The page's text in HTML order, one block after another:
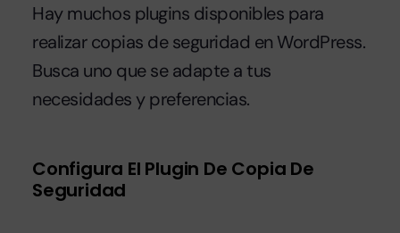
Hay muchos plugins disponibles para
realizar copias de seguridad en WordPress.
Busca uno que se adapte a tus
necesidades y preferencias.
Configura El Plugin De Copia De
Seguridad